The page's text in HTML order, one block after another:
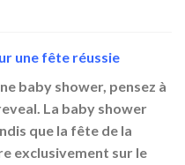
une fête réussie
baby shower, pensez à
La baby shower
que la fête de la
exclusivement sur le